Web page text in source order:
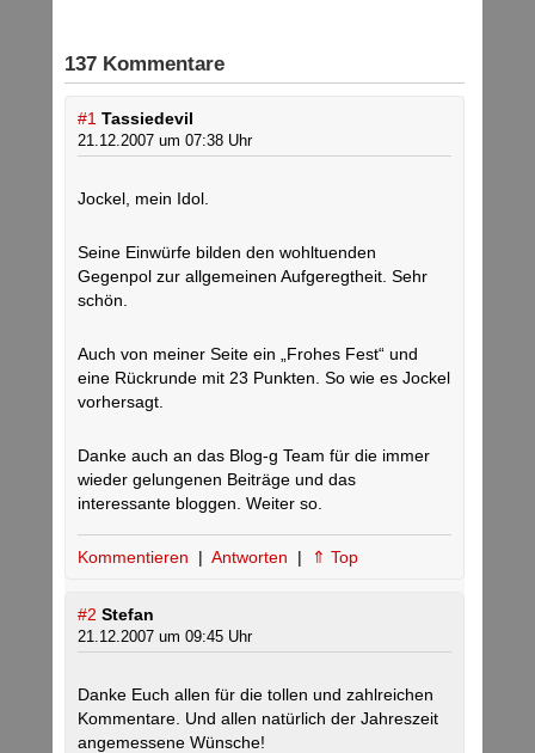
137 Kommentare
#1 Tassiedevil
21.12.2007 um 07:38 Uhr
Jockel, mein Idol.
Seine Einwürfe bilden den wohltuenden
Gegenpol zur allgemeinen Aufgeregtheit. Sehr
schön.
Auch von meiner Seite ein „Frohes Fest“ und
eine Rückrunde mit 23 Punkten. So wie es Jockel
vorhersagt.
Danke auch an das Blog-g Team für die immer
wieder gelungenen Beiträge und das
interessante bloggen. Weiter so.
Kommentieren | Antworten | ⇑ Top
#2 Stefan
21.12.2007 um 09:45 Uhr
Danke Euch allen für die tollen und zahlreichen
Kommentare. Und allen natürlich der Jahreszeit
angemessene Wünsche!